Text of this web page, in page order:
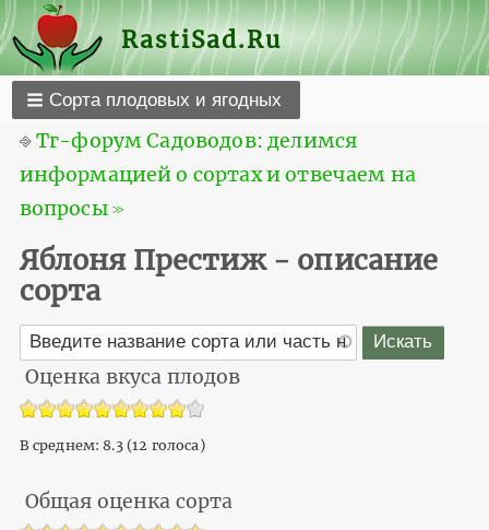
RastiSad.Ru
Сорта плодовых и ягодных
⎆Тг-форум Садоводов: делимся
информацией о сортах и отвечаем на
вопросы ≫
Яблоня Престиж - описание
сорта
Оценка вкуса плодов
В среднем:8.3 (12 голоса)
Общая оценка сорта